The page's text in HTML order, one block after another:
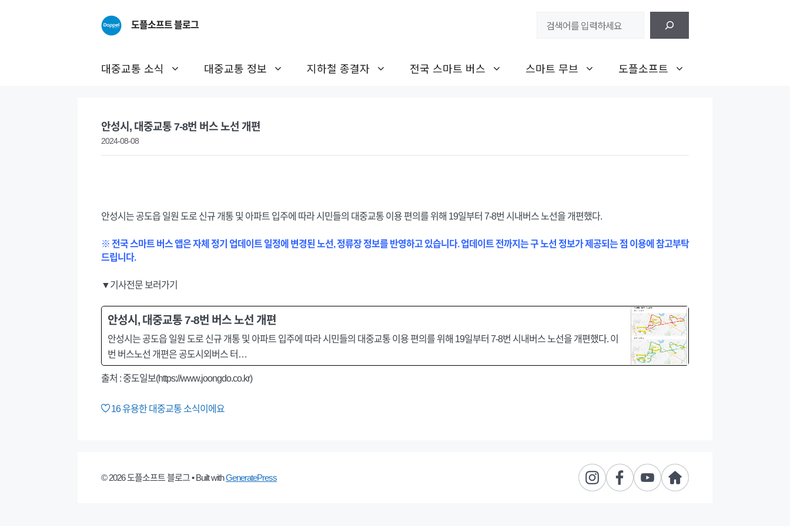
도플소프트 블로그
대중교통 소식 대중교통 정보 지하철 종결자 전국 스마트 버스 스마트 무브 도플소프트
안성시, 대중교통 7-8번 버스 노선 개편
2024-08-08
안성시는 공도읍 일원 도로 신규 개통 및 아파트 입주에 따라 시민들의 대중교통 이용 편의를 위해 19일부터 7-8번 시내버스 노선을 개편했다.
※ 전국 스마트 버스 앱은 자체 정기 업데이트 일정에 변경된 노선, 정류장 정보를 반영하고 있습니다. 업데이트 전까지는 구 노선 정보가 제공되는 점 이용에 참고부탁
드립니다.
▼기사전문 보러가기
안성시, 대중교통 7-8번 버스 노선 개편
안성시는 공도읍 일원 도로 신규 개통 및 아파트 입주에 따라 시민들의 대중교통 이용 편의를 위해 19일부터 7-8번 시내버스 노선을 개편했다. 이
번 버스노선 개편은 공도시외버스 터…
출처 : 중도일보(https://www.joongdo.co.kr)
16유용한 대중교통 소식이에요
© 2026 도플소프트 블로그• Built withGeneratePress